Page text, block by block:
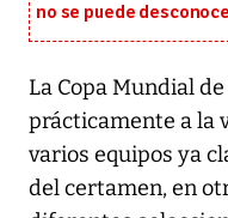
no se puede
La Copa Mundial
prácticamente a la
varios equipos ya
del certamen, en